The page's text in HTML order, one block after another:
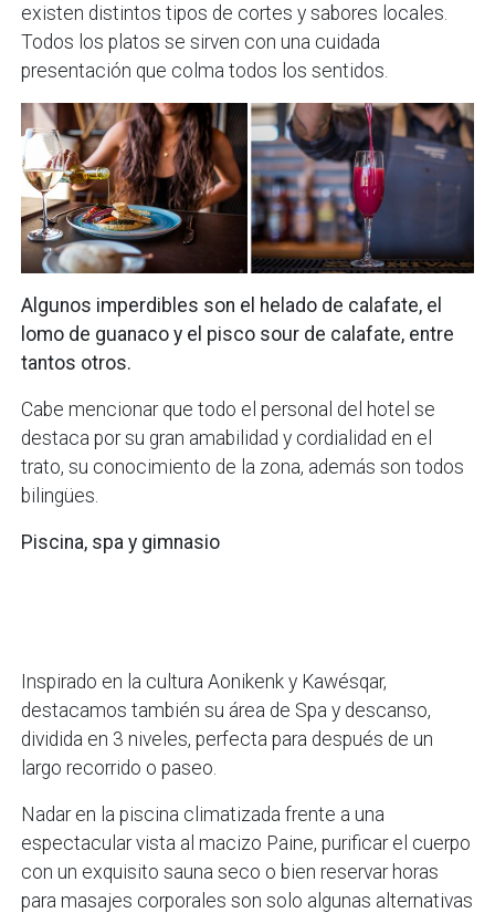
existen distintos tipos de cortes y sabores locales.
Todos los platos se sirven con una cuidada
presentación que colma todos los sentidos.
Algunos imperdibles son el helado de calafate, el
lomo de guanaco y el pisco sour de calafate, entre
tantos otros.
Cabe mencionar que todo el personal del hotel se
destaca por su gran amabilidad y cordialidad en el
trato, su conocimiento de la zona, además son todos
bilingües.
Piscina, spa y gimnasio
Inspirado en la cultura Aonikenk y Kawésqar,
destacamos también su área de Spa y descanso,
dividida en 3 niveles, perfecta para después de un
largo recorrido o paseo.
Nadar en la piscina climatizada frente a una
espectacular vista al macizo Paine, purificar el cuerpo
con un exquisito sauna seco o bien reservar horas
para masajes corporales son solo algunas alternativas